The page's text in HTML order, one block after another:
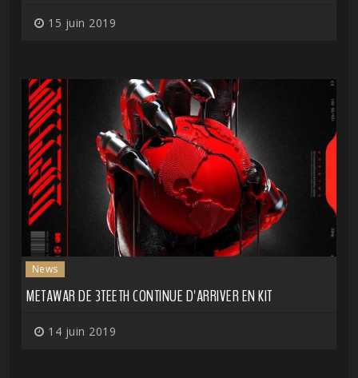
15 juin 2019
News
METAWAR DE 3TEETH CONTINUE D'ARRIVER EN KIT
14 juin 2019